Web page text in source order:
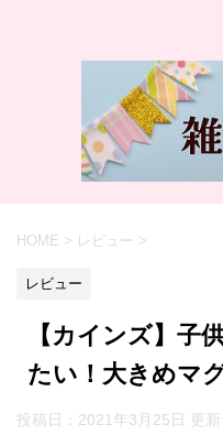
HOME > レビュー >
レビュー
【カインズ】子
たい！大きめマ
投稿日：2021年3月25日 更新